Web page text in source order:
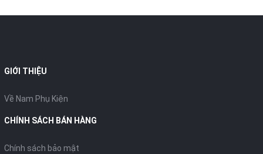
dụng.
GIỚI THIỆU
Về Nam Phụ Kiện
CHÍNH SÁCH BÁN HÀNG
Chính sách bảo mật